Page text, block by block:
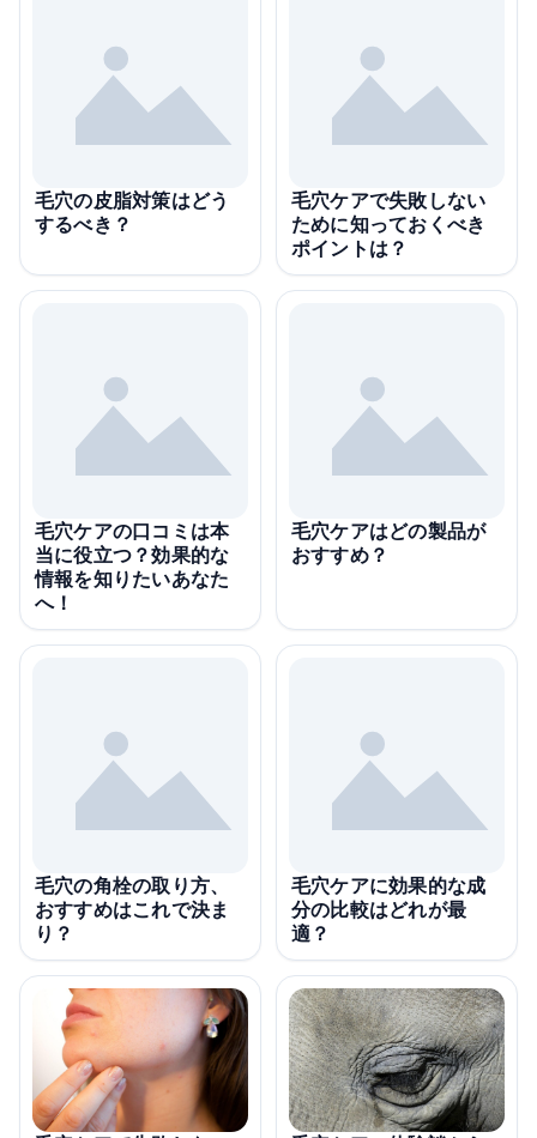
毛穴の皮脂対策はどう
するべき？
毛穴ケアで失敗しない
ために知っておくべき
ポイントは？
毛穴ケアの口コミは本
当に役立つ？効果的な
情報を知りたいあなた
へ！
毛穴ケアはどの製品が
おすすめ？
毛穴の角栓の取り方、
おすすめはこれで決ま
り？
毛穴ケアに効果的な成
分の比較はどれが最
適？